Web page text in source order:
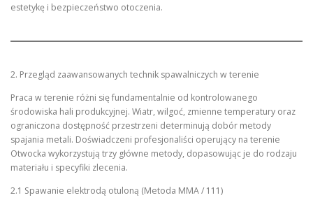
estetykę i bezpieczeństwo otoczenia.
2. Przegląd zaawansowanych technik spawalniczych w terenie
Praca w terenie różni się fundamentalnie od kontrolowanego
środowiska hali produkcyjnej. Wiatr, wilgoć, zmienne temperatury oraz
ograniczona dostępność przestrzeni determinują dobór metody
spajania metali. Doświadczeni profesjonaliści operujący na terenie
Otwocka wykorzystują trzy główne metody, dopasowując je do rodzaju
materiału i specyfiki zlecenia.
2.1 Spawanie elektrodą otuloną (Metoda MMA / 111)